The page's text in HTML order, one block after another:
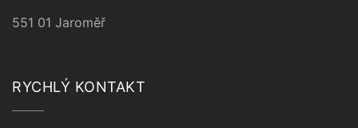
551 01 Jaroměř
RYCHLÝ KONTAKT